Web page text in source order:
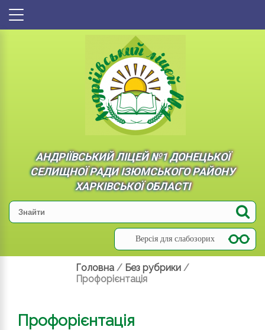
АНДРІЇВСЬКИЙ ЛІЦЕЙ №1 ДОНЕЦЬКОЇ
СЕЛИЩНОЇ РАДИ ІЗЮМСЬКОГО РАЙОНУ
ХАРКІВСЬКОЇ ОБЛАСТІ
Версія для слабозорих
Головна / Без рубрики /
Профорієнтація
Профорієнтація